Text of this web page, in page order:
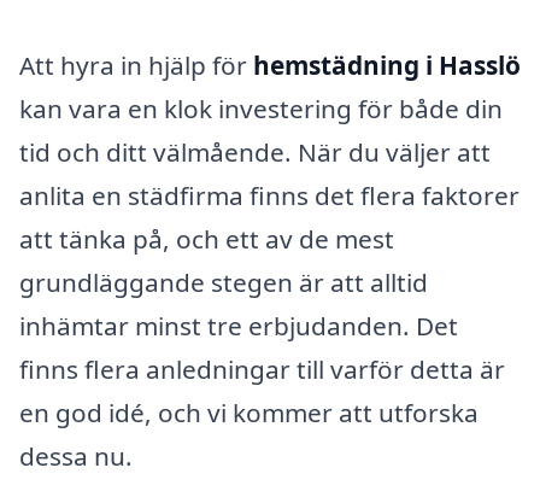
Att hyra in hjälp för hemstädning i Hasslö
kan vara en klok investering för både din
tid och ditt välmående. När du väljer att
anlita en städfirma finns det flera faktorer
att tänka på, och ett av de mest
grundläggande stegen är att alltid
inhämtar minst tre erbjudanden. Det
finns flera anledningar till varför detta är
en god idé, och vi kommer att utforska
dessa nu.